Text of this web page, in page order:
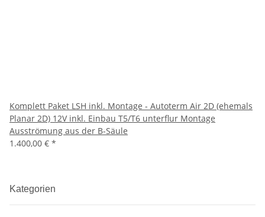
Komplett Paket LSH inkl. Montage - Autoterm Air 2D (ehemals
Planar 2D) 12V inkl. Einbau T5/T6 unterflur Montage
Ausströmung aus der B-Säule
1.400,00 € *
Kategorien